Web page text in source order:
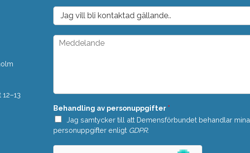
o
t
*
D
o
p
M
a
d
e
*
Behandling av personuppgifter *
Jag samtycker till att Demensförbundet behandlar mina
personuppgifter enligt GDPR.